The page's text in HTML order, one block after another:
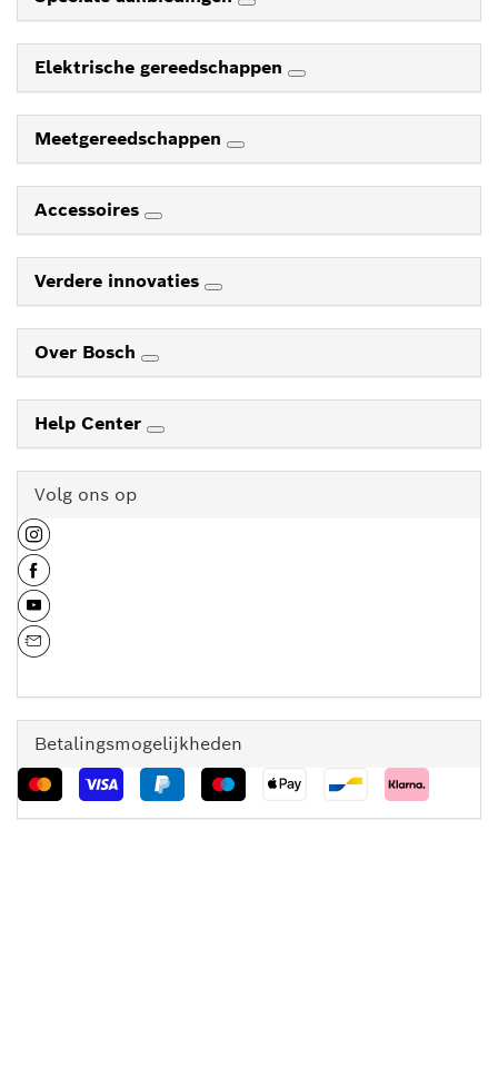
Elektrische gereedschappen
Meetgereedschappen
Accessoires
Verdere innovaties
Over Bosch
Help Center
Volg ons op
Betalingsmogelijkheden